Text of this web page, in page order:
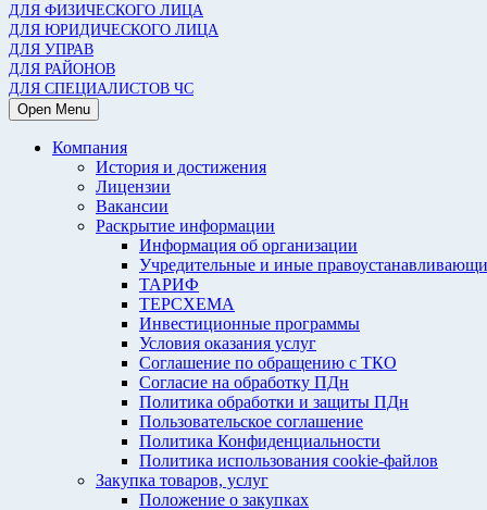
ДЛЯ ФИЗИЧЕСКОГО ЛИЦА
ДЛЯ ЮРИДИЧЕСКОГО ЛИЦА
ДЛЯ УПРАВ
ДЛЯ РАЙОНОВ
ДЛЯ СПЕЦИАЛИСТОВ ЧС
Open Menu
Компания
История и достижения
Лицензии
Вакансии
Раскрытие информации
Информация об организации
Учредительные и иные
ТАРИФ
ТЕРСХЕМА
Инвестиционные программы
Условия оказания услуг
Соглашение по обращению с ТКО
Согласие на обработку ПДн
Политика обработки и защиты ПДн
Пользовательское соглашение
Политика Конфиденциальности
Политика использования cookie-файлов
Закупка товаров, услуг
Положение о закупках